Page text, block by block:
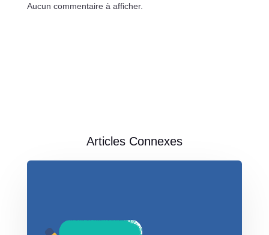
Aucun commentaire à afficher.
Articles Connexes